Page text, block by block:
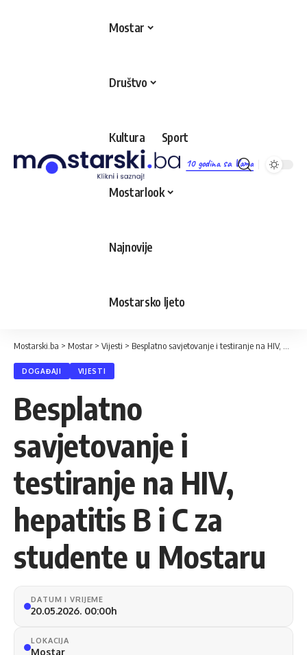
10 godina sa Vama
Mostar
Društvo
Kultura Sport
Mostarlook
Najnovije
Mostarsko ljeto
Mostarski.ba > Mostar > Vijesti > Besplatno savjetovanje i testiranje na HIV, hepatitis B i C za studente u Mostaru
DOGAĐAJI VIJESTI
Besplatno
savjetovanje i
testiranje na HIV,
hepatitis B i C za
studente u Mostaru
DATUM I VRIJEME
20.05.2026. 00:00h
LOKACIJA
Mostar